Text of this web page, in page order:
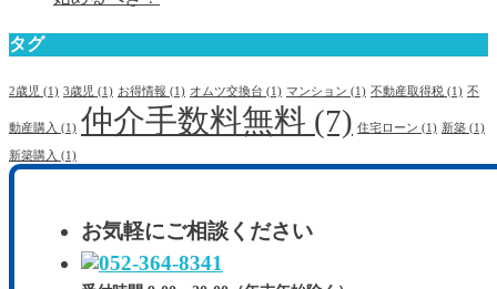
タグ
2歳児 (1) 3歳児 (1) お得情報 (1) オムツ交換台 (1) マンション (1) 不動産取得税 (1) 不
動産購入 (1) 仲介手数料無料 (7) 住宅ローン (1) 新築 (1)
新築購入 (1)
お気軽にご相談ください